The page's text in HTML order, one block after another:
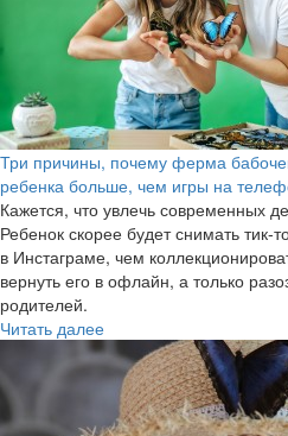
Три причины, почему ферма
ребенка больше, чем игры на
Кажется, что увлечь современных
Ребенок скорее будет снимать тик-
в Инстаграме, чем
вернуть его в офлайн, а только
родителей.
Читать далее